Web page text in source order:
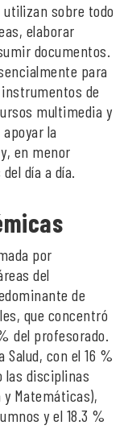
utilizan sobre todo
elaborar
documentos.
para
de
multimedia y
la
en menor
día a día.
por
del
de
que concentró
del profesorado.
Salud, con el 16 %
las disciplinas
y Matemáticas),
y el 18.3 %